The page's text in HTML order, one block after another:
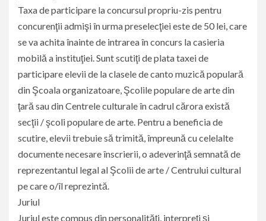
Taxa de participare la concursul propriu-zis pentru
concurenţii admişi în urma preselecţiei este de 50 lei, care
se va achita înainte de intrarea în concurs la casieria
mobilă a instituţiei. Sunt scutiţi de plata taxei de
participare elevii de la clasele de canto muzică populară
din Şcoala organizatoare, Şcolile populare de arte din
ţară sau din Centrele culturale în cadrul cărora există
secţii / şcoli populare de arte. Pentru a beneficia de
scutire, elevii trebuie să trimită, împreună cu celelalte
documente necesare înscrierii, o adeverinţă semnată de
reprezentantul legal al Şcolii de arte / Centrului cultural
pe care o/îl reprezintă.
Juriul
Juriul este compus din personalităţi, interpreţi şi